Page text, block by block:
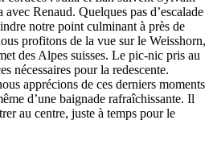
Renaud. Quelques pas d’escalade
notre point culminant à près de
profitons de la vue sur le Weisshorn,
des Alpes suisses. Le pic-nic pris au
nécessaires pour la redescente.
apprécions de ces derniers moments
d’une baignade rafraîchissante. Il
au centre, juste à temps pour le